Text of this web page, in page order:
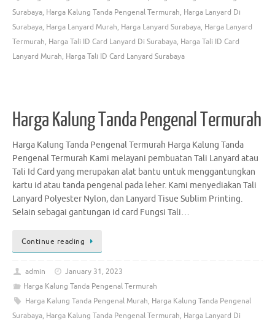
Surabaya, Harga Kalung Tanda Pengenal Termurah, Harga Lanyard Di
Surabaya, Harga Lanyard Murah, Harga Lanyard Surabaya, Harga Lanyard
Termurah, Harga Tali ID Card Lanyard Di Surabaya, Harga Tali ID Card
Lanyard Murah, Harga Tali ID Card Lanyard Surabaya
Harga Kalung Tanda Pengenal Termurah
Harga Kalung Tanda Pengenal Termurah Harga Kalung Tanda
Pengenal Termurah Kami melayani pembuatan Tali Lanyard atau
Tali Id Card yang merupakan alat bantu untuk menggantungkan
kartu id atau tanda pengenal pada leher. Kami menyediakan Tali
Lanyard Polyester Nylon, dan Lanyard Tisue Sublim Printing.
Selain sebagai gantungan id card Fungsi Tali…
Continue reading
admin
January 31, 2023
Harga Kalung Tanda Pengenal Termurah
Harga Kalung Tanda Pengenal Murah, Harga Kalung Tanda Pengenal
Surabaya, Harga Kalung Tanda Pengenal Termurah, Harga Lanyard Di